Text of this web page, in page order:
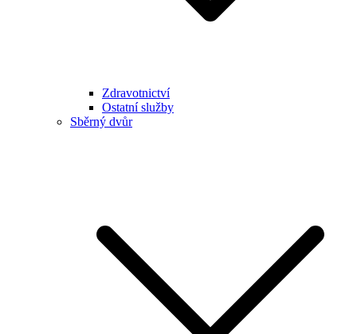
Zdravotnictví
Ostatní služby
Sběrný dvůr